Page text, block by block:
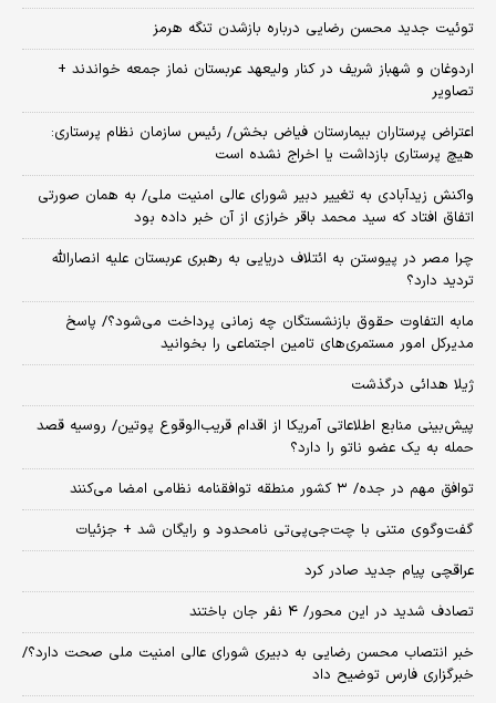
توئیت جدید محسن رضایی درباره بازشدن تنگه هرمز
اردوغان و شهباز شریف در کنار ولیعهد عربستان نماز جمعه خواندند +
تصاویر
اعتراض پرستاران بیمارستان فیاض بخش/ رئیس سازمان نظام پرستاری:
هیچ پرستاری بازداشت یا اخراج نشده است
واکنش زیدآبادی به تغییر دبیر شورای عالی امنیت ملی/ به همان صورتی
اتفاق افتاد که سید محمد باقر خرازی از آن خبر داده بود
چرا مصر در پیوستن به ائتلاف دریایی به رهبری عربستان علیه انصارالله
تردید دارد؟
مابه التفاوت حقوق بازنشستگان چه زمانی پرداخت می‌شود؟/ پاسخ
مدیرکل امور مستمری‌های تامین اجتماعی را بخوانید
ژیلا هدائی درگذشت
پیش‌بینی منابع اطلاعاتی آمریکا از اقدام قریب‌الوقوع پوتین/ روسیه قصد
حمله به یک عضو ناتو را دارد؟
توافق مهم در جده/ ۳ کشور منطقه توافقنامه نظامی امضا می‌کنند
گفت‌وگوی متنی با چت‌جی‌پی‌تی نامحدود و رایگان شد + جزئیات
عراقچی پیام جدید صادر کرد
تصادف شدید در این محور/ ۴ نفر جان باختند
خبر انتصاب محسن رضایی به دبیری شورای عالی امنیت ملی صحت دارد؟/
خبرگزاری فارس توضیح داد